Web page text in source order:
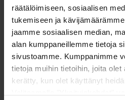
räätälöimiseen, sosiaalisen
tukemiseen ja
jaamme sosiaalisen median,
alan kumppaneillemme tietoja
sivustoamme. Kumppanimme
tietoja muihin tietoihin, joita olet
kerätty, kun olet käyttänyt
elintapasairaudet ja
suurimpia henkilökohtaisia
taloudellisilta vaikutuksiltaan
pandemioiden tulokin on vain
ilmastonmuutos aiheuttaa jo nyt
hoitaminen vaatii pitkäjänteistä